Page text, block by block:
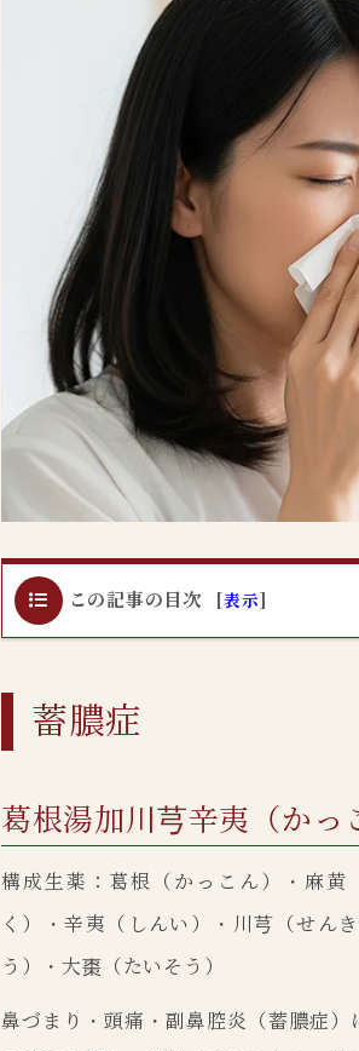
この記事の目次 [表示
蓄膿症
葛根湯加川芎辛夷（かっ
構成生薬：葛根（かっこん）・麻黄
く）・辛夷（しんい）・川芎（せん
う）・大棗（たいそう）
鼻づまり・頭痛・副鼻腔炎（蓄膿症